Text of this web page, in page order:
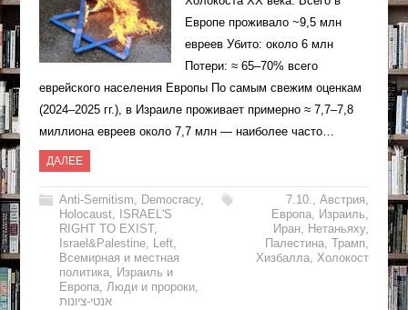
Европе проживало ~9,5 млн
евреев Убито: около 6 млн
Потери: ≈ 65–70% всего
еврейского населения Европы По самым свежим оценкам
(2024–2025 гг.), в Израиле проживает примерно ≈ 7,7–7,8
миллиона евреев около 7,7 млн — наиболее часто…
ДАЛЕЕ
Anti-Semitism, Democracy,
Holocaust,
ISRAEL'S
RIGHT TO EXIST,
Israel&Palestine, Left,
Всемирная и местная
политика, Израиль и
Европа, Люди и пророки,
אנטי-ציונות
7.10.,Австрия,
Европа, Израиль,
Иран, Нетаньяху,
Палестина,Трамп,
Хизбалла,Холокост